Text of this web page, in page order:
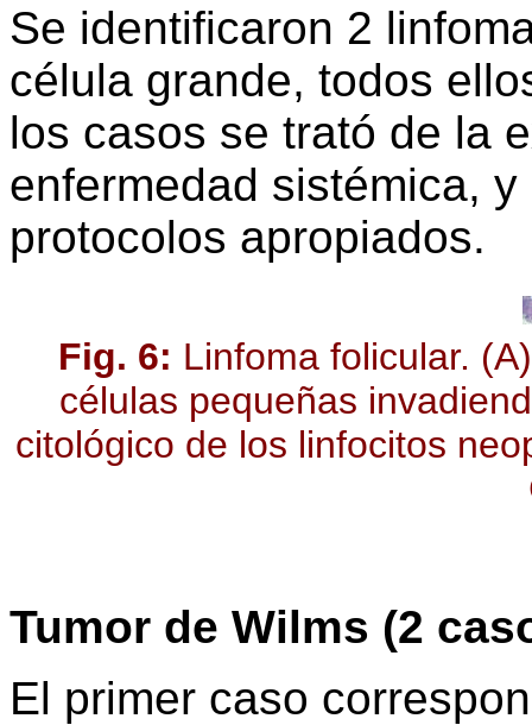
Se identificaron 2
célula grande, todos
los casos se trató de la
enfermedad sistémica,
protocolos apropiados.
Fig. 6: Linfoma folicular.
células pequeñas
citológico de los linfocitos
Tumor de Wilms (2
El primer caso